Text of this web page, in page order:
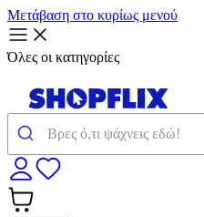
Μετάβαση στο κυρίως μενού
Όλες οι κατηγορίες